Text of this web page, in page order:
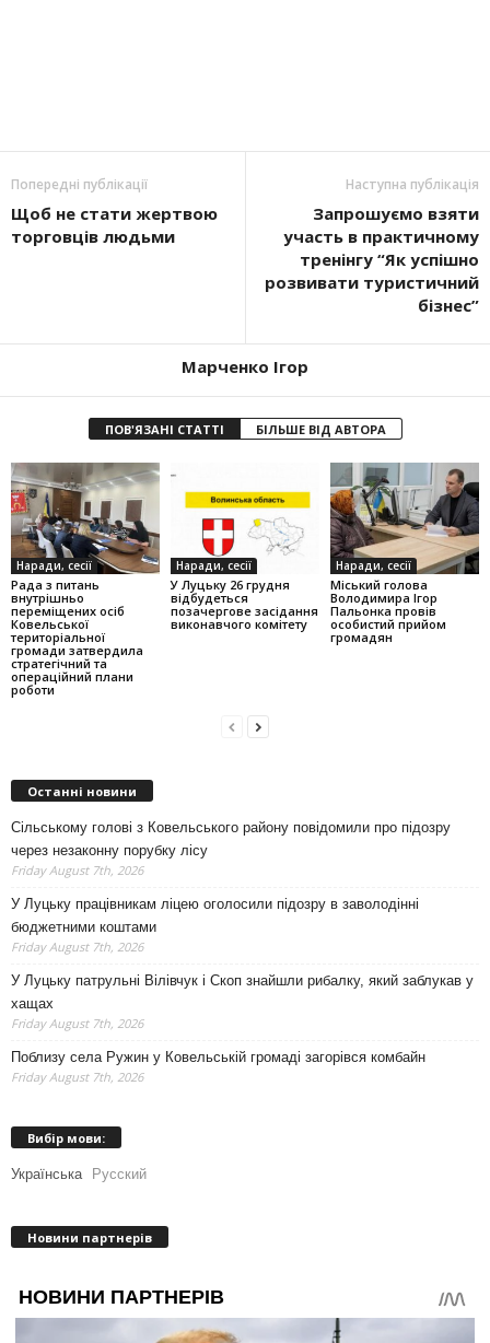
Попередні публікації
Щоб не стати жертвою
торговців людьми
Наступна публікація
Запрошуємо взяти
участь в практичному
тренінгу “Як успішно
розвивати туристичний
бізнес”
Марченко Ігор
ПОВ'ЯЗАНІ СТАТТІ БІЛЬШЕ ВІД АВТОРА
Наради, сесії
Рада з питань
внутрішньо
переміщених осіб
Ковельської
територіальної
громади затвердила
стратегічний та
операційний плани
роботи
Наради, сесії
У Луцьку 26 грудня
відбудеться
позачергове засідання
виконавчого комітету
Наради, сесії
Міський голова
Володимира Ігор
Пальонка провів
особистий прийом
громадян
Останні новини
Сільському голові з Ковельського району повідомили про підозру
через незаконну порубку лісу
Friday August 7th, 2026
У Луцьку працівникам ліцею оголосили підозру в заволодінні
бюджетними коштами
Friday August 7th, 2026
У Луцьку патрульні Вілівчук і Скоп знайшли рибалку, який заблукав у
хащах
Friday August 7th, 2026
Поблизу села Ружин у Ковельській громаді загорівся комбайн
Friday August 7th, 2026
Вибір мови:
Українська Русский
Новини партнерів